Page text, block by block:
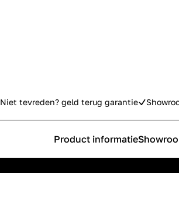
Niet tevreden? geld terug garantie
Product informatie